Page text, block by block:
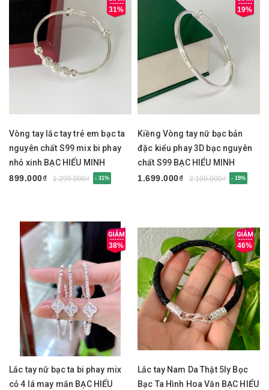
31%
Vòng tay lắc tay trẻ em bạc ta
nguyên chất S99 mix bi phay
nhỏ xinh BẠC HIỂU MINH
LTE585
899.000₫ 1.299.000₫ - 31%
19%
Kiềng Vòng tay nữ bạc bản
đặc kiểu phay 3D bạc nguyên
chất S99 BẠC HIỂU MINH
LTU675
1.699.000₫ 2.100.000₫ - 19%
38%
Lắc tay nữ bạc ta bi phay mix
cỏ 4 lá may mắn BẠC HIỂU
46%
Lắc tay Nam Da Thật 5ly Bọc
Bạc Ta Hình Hoa Văn BẠC HIỂU